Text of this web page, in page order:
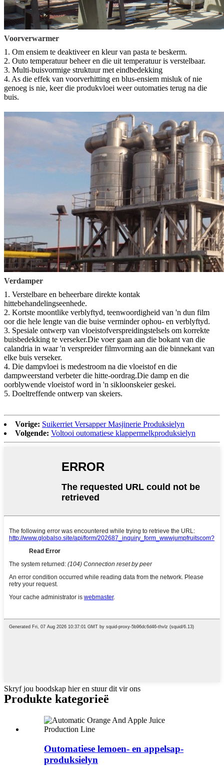
Voorverwarmer
1. Om ensiem te deaktiveer en kleur van pasta te beskerm.
2. Outo temperatuur beheer en die uit temperatuur is verstelbaar.
3. Multi-buisvormige struktuur met eindbedekking
4. As die effek van voorverhitting en blus-ensiem misluk of nie
genoeg is nie, keer die produkvloei weer outomaties terug na die
buis.
Verdamper
1. Verstelbare en beheerbare direkte kontak
hittebehandelingseenhede.
2. Kortste moontlike verblyftyd, teenwoordigheid van 'n dun film
oor die hele lengte van die buise verminder ophou- en verblyftyd.
3. Spesiale ontwerp van vloeistofverspreidingstelsels om korrekte
buisbedekking te verseker.Die voer gaan aan die bokant van die
calandria in waar 'n verspreider filmvorming aan die binnekant van
elke buis verseker.
4. Die dampvloei is medestroom na die vloeistof en die
dampweerstand verbeter die hitte-oordrag.Die damp en die
oorblywende vloeistof word in 'n sikloonskeier geskei.
5. Doeltreffende ontwerp van skeiers.
Vorige: Suikerriet Versapper Masjinerie Produksielyn
Volgende: Voltooi outomatiese klappermelkproduksielyn
Skryf jou boodskap hier en stuur dit vir ons
Produkte kategorieë
Outomatiese lemoen- en appelsap-
produksielyn